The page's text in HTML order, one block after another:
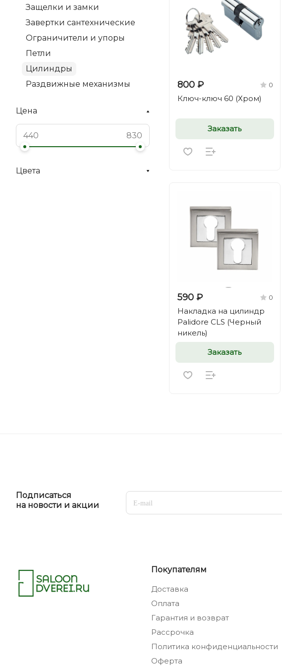
800 ₽ 0
Ключ-ключ 60 (Хром)
Заказать
590 ₽ 0
Накладка на цилиндр
Palidore CLS (Черный
никель)
Заказать
Защелки и замки
Завертки сантехнические
Ограничители и упоры
Петли
Цилиндры
Раздвижные механизмы
Цена
Цвета
Подписаться
на новости и акции
Покупателям
Доставка
Оплата
Гарантия и возврат
Рассрочка
Политика конфиденциальности
Оферта